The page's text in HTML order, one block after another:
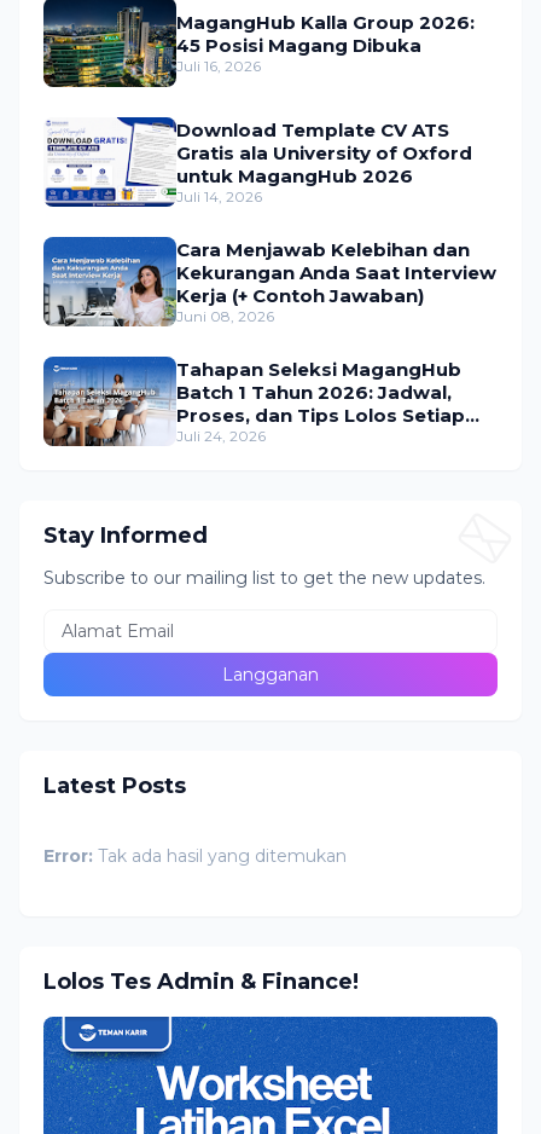
MagangHub Kalla Group 2026:
45 Posisi Magang Dibuka
Juli 16, 2026
Download Template CV ATS
Gratis ala University of Oxford
untuk MagangHub 2026
Juli 14, 2026
Cara Menjawab Kelebihan dan
Kekurangan Anda Saat Interview
Kerja (+ Contoh Jawaban)
Juni 08, 2026
Tahapan Seleksi MagangHub
Batch 1 Tahun 2026: Jadwal,
Proses, dan Tips Lolos Setiap
Tahap
Juli 24, 2026
Stay Informed
Subscribe to our mailing list to get the new updates.
Latest Posts
Error: Tak ada hasil yang ditemukan
Lolos Tes Admin & Finance!